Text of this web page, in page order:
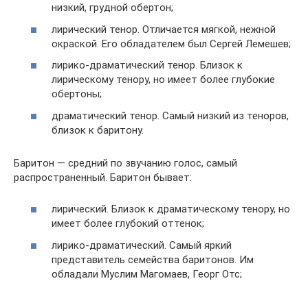
низкий, грудной обертон;
лирический тенор. Отличается мягкой, нежной
окраской. Его обладателем был Сергей Лемешев;
лирико-драматический тенор. Близок к
лирическому тенору, но имеет более глубокие
обертоны;
драматический тенор. Самый низкий из теноров,
близок к баритону.
Баритон — средний по звучанию голос, самый
распространенный. Баритон бывает:
лирический. Близок к драматическому тенору, но
имеет более глубокий оттенок;
лирико-драматический. Самый яркий
представитель семейства баритонов. Им
обладали Муслим Магомаев, Георг Отс;